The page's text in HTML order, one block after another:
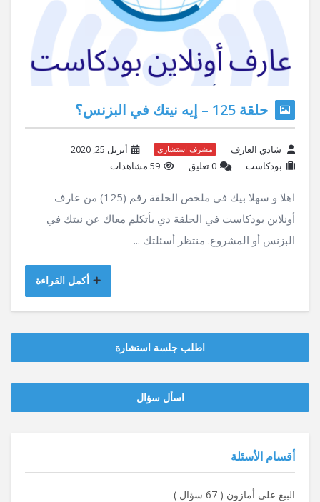
حلقة 125 – إيه نيتك في البزنس؟
شادي العارف مشرف استشاري
أبريل 25, 2020
بودكاست
‫0 تعليق 59 مشاهدات
اهلا و سهلا بيك في ملخص الحلقة رقم (125) من عارف
أونلاين بودكاست في الحلقة دي بأتكلم معاك عن نيتك في
البزنس أو المشروع. منتظر أسئلتك ...
أكمل القراءة
اطلب جلسة استشارة
‫‫اسأل سؤال
أقسام الأسئلة
البيع على أمازون ( 67 سؤال )